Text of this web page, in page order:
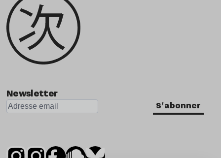
Newsletter
S'abonner